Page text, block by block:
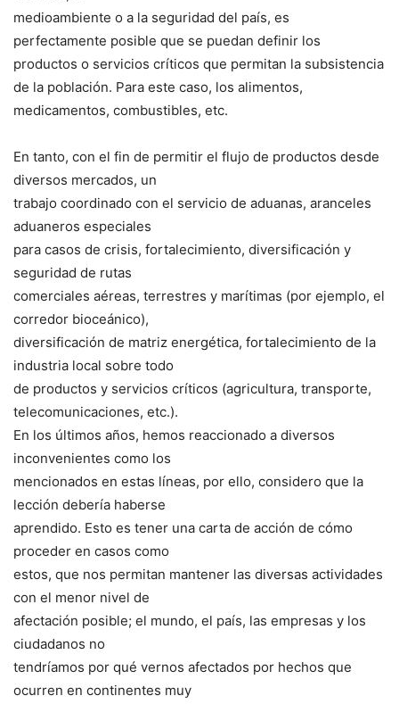
medioambiente o a la seguridad del país, es
perfectamente posible que se puedan definir los
productos o servicios críticos que permitan la subsistencia
de la población. Para este caso, los alimentos,
medicamentos, combustibles, etc.
En tanto, con el fin de permitir el flujo de productos desde
diversos mercados, un
trabajo coordinado con el servicio de aduanas, aranceles
aduaneros especiales
para casos de crisis, fortalecimiento, diversificación y
seguridad de rutas
comerciales aéreas, terrestres y marítimas (por ejemplo, el
corredor bioceánico),
diversificación de matriz energética, fortalecimiento de la
industria local sobre todo
de productos y servicios críticos (agricultura, transporte,
telecomunicaciones, etc.).
En los últimos años, hemos reaccionado a diversos
inconvenientes como los
mencionados en estas líneas, por ello, considero que la
lección debería haberse
aprendido. Esto es tener una carta de acción de cómo
proceder en casos como
estos, que nos permitan mantener las diversas actividades
con el menor nivel de
afectación posible; el mundo, el país, las empresas y los
ciudadanos no
tendríamos por qué vernos afectados por hechos que
ocurren en continentes muy